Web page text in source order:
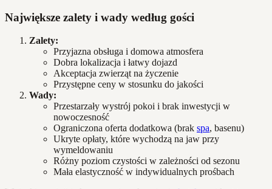
Największe zalety i wady według gości
Zalety:
Przyjazna obsługa i domowa atmosfera
Dobra lokalizacja i łatwy dojazd
Akceptacja zwierząt na życzenie
Przystępne ceny w stosunku do jakości
Wady:
Przestarzały wystrój pokoi i brak inwestycji w
nowoczesność
Ograniczona oferta dodatkowa (brak spa, basenu)
Ukryte opłaty, które wychodzą na jaw przy
wymeldowaniu
Różny poziom czystości w zależności od sezonu
Mała elastyczność w indywidualnych prośbach